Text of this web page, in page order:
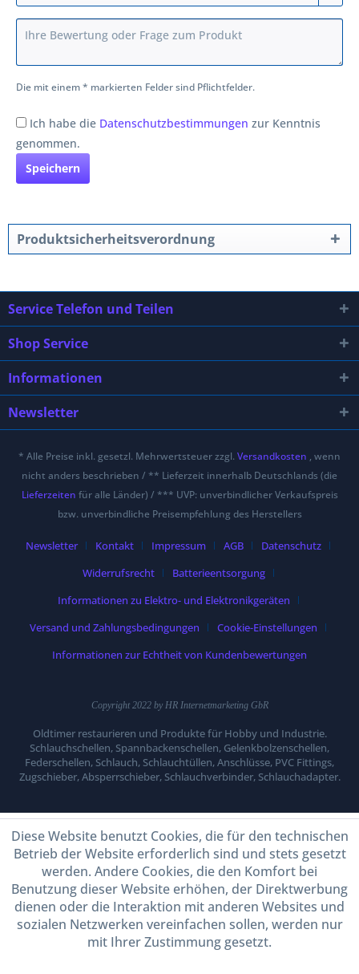
Die mit einem * markierten Felder sind Pflichtfelder.
Ich habe die Datenschutzbestimmungen zur Kenntnis
genommen.
Speichern
Produktsicherheitsverordnung
Service Telefon und Teilen
Shop Service
Informationen
Newsletter
* Alle Preise inkl. gesetzl. Mehrwertsteuer zzgl. Versandkosten , wenn
nicht anders beschrieben / ** Lieferzeit innerhalb Deutschlands (die
Lieferzeiten für alle Länder) / *** UVP: unverbindlicher Verkaufspreis
bzw. unverbindliche Preisempfehlung des Herstellers
Newsletter Kontakt Impressum AGB
Datenschutz
Widerrufsrecht
Batterieentsorgung
Informationen zu Elektro- und Elektronikgeräten
Versand und Zahlungsbedingungen
Cookie-Einstellungen
Informationen zur Echtheit von Kundenbewertungen
Copyright 2022 by HR Internetmarketing GbR
Oldtimer restaurieren und Produkte für Hobby und Industrie.
Schlauchschellen, Spannbackenschellen, Gelenkbolzenschellen,
Federschellen, Schlauch, Schlauchtüllen, Anschlüsse, PVC Fittings,
Zugschieber, Absperrschieber, Schlauchverbinder, Schlauchadapter.
Diese Website benutzt Cookies, die für den technischen
Betrieb der Website erforderlich sind und stets gesetzt
werden. Andere Cookies, die den Komfort bei
Benutzung dieser Website erhöhen, der Direktwerbung
dienen oder die Interaktion mit anderen Websites und
sozialen Netzwerken vereinfachen sollen, werden nur
mit Ihrer Zustimmung gesetzt.